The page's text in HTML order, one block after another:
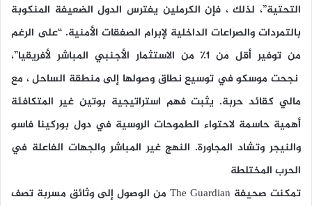
التحتية”، لذلك ، فإن الكرملين يفترس الدول الضعيفة المنكوبة
بالتمردات والصراعات الداخلية لإبرام الصفقات الأمنية. “على الرغم
من توفير أقل من 1٪ من الاستثمار الأجنبي المباشر لأفريقيا”،
نجحت موسكو في توسيع نطاق وصولها إلى منطقة الساحل ، مع
مالي كقائد حربة. يثبت فهم استراتيجية بوتين غير المتكافئة
أهمية حاسمة لاحتواء الطموحات الروسية في دول بوركينا فاسو
والنيجر وتشاد المجاورة. النهج غير المباشر والجهات الفاعلة في
الحرب المختلطة
تمكنت صحيفة The Guardian من الوصول إلى وثائق مسربة تصف